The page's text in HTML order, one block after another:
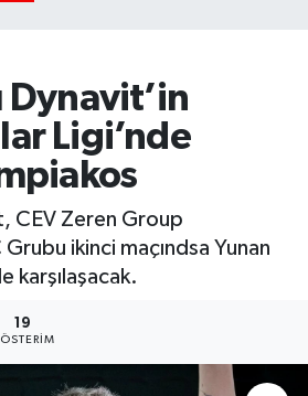
Dynavit’in
Ligi’nde
CEV Zeren Group
ikinci maçındsa Yunan
karşılaşacak.
19